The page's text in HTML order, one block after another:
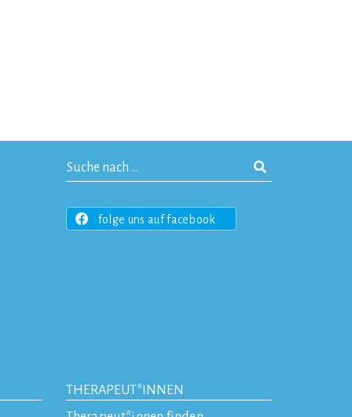
folge uns auf facebook
THERAPEUT*INNEN